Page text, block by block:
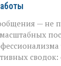
— не
сводок: